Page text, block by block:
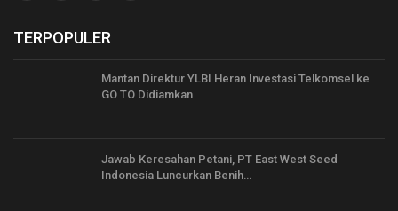
TERPOPULER
Mantan Direktur YLBI Heran Investasi Telkomsel ke
GO TO Didiamkan
Jawab Keresahan Petani, PT East West Seed
Indonesia Luncurkan Benih…